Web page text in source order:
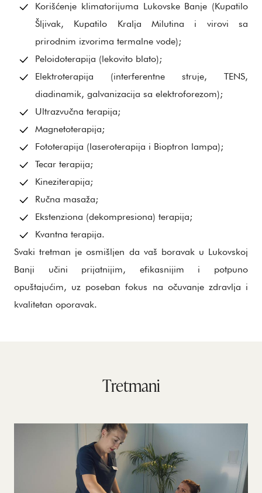
Korišćenje klimatorijuma Lukovske Banje (Kupatilo
Šljivak, Kupatilo Kralja Milutina i virovi sa
prirodnim izvorima termalne vode);
Peloidoterapija (lekovito blato);
Elektroterapija (interferentne struje, TENS,
diadinamik, galvanizacija sa elektroforezom);
Ultrazvučna terapija;
Magnetoterapija;
Fototerapija (laseroterapija i Bioptron lampa);
Tecar terapija;
Kineziterapija;
Ručna masaža;
Ekstenziona (dekompresiona) terapija;
Kvantna terapija.
Svaki tretman je osmišljen da vaš boravak u Lukovskoj
Banji učini prijatnijim, efikasnijim i potpuno
opuštajućim, uz poseban fokus na očuvanje zdravlja i
kvalitetan oporavak.
Tretmani